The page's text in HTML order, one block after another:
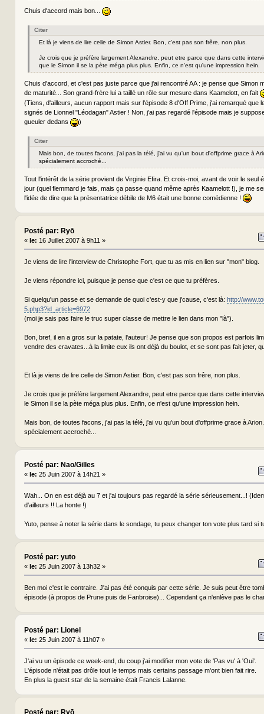
Chuis d'accord mais bon...
Citer
Et là je viens de lire celle de Simon Astier. Bon, c'est pas son frêre, non plus.
Je crois que je préfère largement Alexandre, peut etre parce que dans cette
que le Simon il se la pète méga plus plus. Enfin, ce n'est qu'une impression hein.
Chuis d'accord, et c'est pas juste parce que j'ai rencontré AA : je pense que Simon
de maturité... Son grand-frère lui a taillé un rôle sur mesure dans Kaamelott, en fait
(Tiens, d'ailleurs, aucun rapport mais sur l'épisode 8 d'Off Prime, j'ai remarqué que
signés de Lionnel "Léodagan" Astier ! Non, j'ai pas regardé l'épisode mais je
gueuler dedans
)
Citer
Mais bon, de toutes facons, j'ai pas la télé, j'ai vu qu'un bout d'offprime grace à
spécialement accroché...
Tout l'intérêt de la série provient de Virginie Efira. Et crois-moi, avant de voir le seul
jour (quel flemmard je fais, mais ça passe quand même après Kaamelott !), je me
l'idée de dire que la présentatrice débile de M6 était une bonne comédienne !
Posté par: Ryō
« le: 16 Juillet 2007 à 9h11 »
Je viens de lire l'interview de Christophe Fort, que tu as mis en lien sur "mon" blog.
Je viens répondre ici, puisque je pense que c'est ce que tu préfères.
Si quelqu'un passe et se demande de quoi c'est-y que j'cause, c'est là: http://
5.php3?id_article=6972
(moi je sais pas faire le truc super classe de mettre le lien dans mon "là").
Bon, bref, il en a gros sur la patate, l'auteur! Je pense que son propos est parfois
vendre des cravates...à la limite eux ils ont déjà du boulot, et se sont pas fait jeter,
Et là je viens de lire celle de Simon Astier. Bon, c'est pas son frêre, non plus.
Je crois que je préfère largement Alexandre, peut etre parce que dans cette
le Simon il se la pète méga plus plus. Enfin, ce n'est qu'une impression hein.
Mais bon, de toutes facons, j'ai pas la télé, j'ai vu qu'un bout d'offprime grace à
spécialement accroché...
Posté par: Nao/Gilles
« le: 25 Juin 2007 à 14h21 »
Wah... On en est déjà au 7 et j'ai toujours pas regardé la série sérieusement...!
d'ailleurs !! La honte !)
Yuto, pense à noter la série dans le sondage, tu peux changer ton vote plus tard si
Posté par: yuto
« le: 25 Juin 2007 à 13h32 »
Ben moi c'est le contraire. J'ai pas été conquis par cette série. Je suis peut être
épisode (à propos de Prune puis de Fanbroise)... Cependant ça n'enlève pas le
Posté par: Lionel
« le: 25 Juin 2007 à 11h07 »
J'ai vu un épisode ce week-end, du coup j'ai modifier mon vote de 'Pas vu' à 'Oui'.
L'épisode n'était pas drôle tout le temps mais certains passage m'ont bien fait rire.
En plus la guest star de la semaine était Francis Lalanne.
Posté par: Ryō